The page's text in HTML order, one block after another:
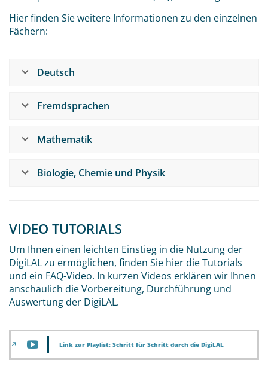
Hier finden Sie weitere Informationen zu den einzelnen
Fächern:
Deutsch
Fremdsprachen
Mathematik
Biologie, Chemie und Physik
VIDEO TUTORIALS
Um Ihnen einen leichten Einstieg in die Nutzung der
DigiLAL zu ermöglichen, finden Sie hier die Tutorials
und ein FAQ-Video. In kurzen Videos erklären wir Ihnen
anschaulich die Vorbereitung, Durchführung und
Auswertung der DigiLAL.
Link zur Playlist: Schritt für Schritt durch die DigiLAL